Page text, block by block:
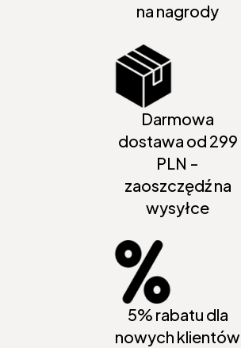
na nagrody
Darmowa
dostawa od 299
PLN -
zaoszczędź na
wysyłce
5% rabatu dla
nowych klientów